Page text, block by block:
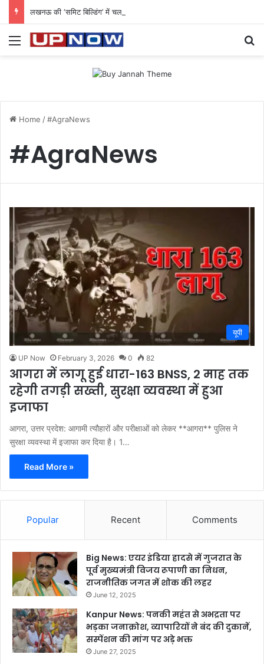
Menu
Home /#AgraNews
#AgraNews
यूपी
UP Now February 3, 2026 0 82
आगरा में लागू हुई धारा-163 BNSS, 2 माह तक
रहेगी तगड़ी सख्ती, सुरक्षा व्यवस्था में हुआ
इजाफा
आगरा, उत्तर प्रदेश: आगामी त्यौहारों और परीक्षाओं को लेकर **आगरा** पुलिस ने
सुरक्षा व्यवस्था में इजाफा कर दिया है। 1…
Read More »
Popular Recent Comments
Big News: एयर इंडिया हादसे में गुजरात के
पूर्व मुख्यमंत्री विजय रूपाणी का निधन,
राजनीतिक जगत में शोक की लहर
June 12, 2025
Kanpur News: पनकी महंत से अभद्रता पर
भड़का जनाक्रोश, व्यापारियों ने बंद की दुकानें,
सस्पेंशन की मांग पर अड़े भक्त
June 27, 2025